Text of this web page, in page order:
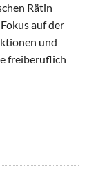
Rätin
auf der
und
freiberuflich